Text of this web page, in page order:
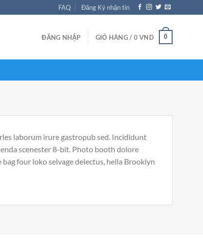
FAQ Đăng Ký nhận tin
ĐĂNG NHẬP GIỎ HÀNG / 0VND 0
laborum irure gastropub sed. Incididunt
scenester 8-bit. Photo booth dolore
four loko selvage delectus, hella Brooklyn